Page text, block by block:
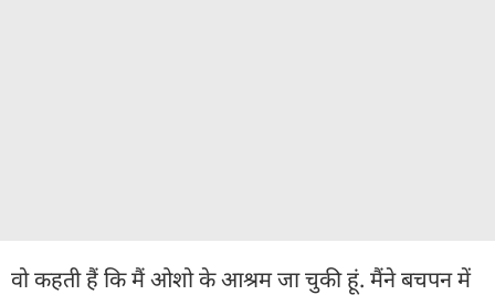
वो कहती हैं कि मैं ओशो के आश्रम जा चुकी हूं. मैंने बचपन में